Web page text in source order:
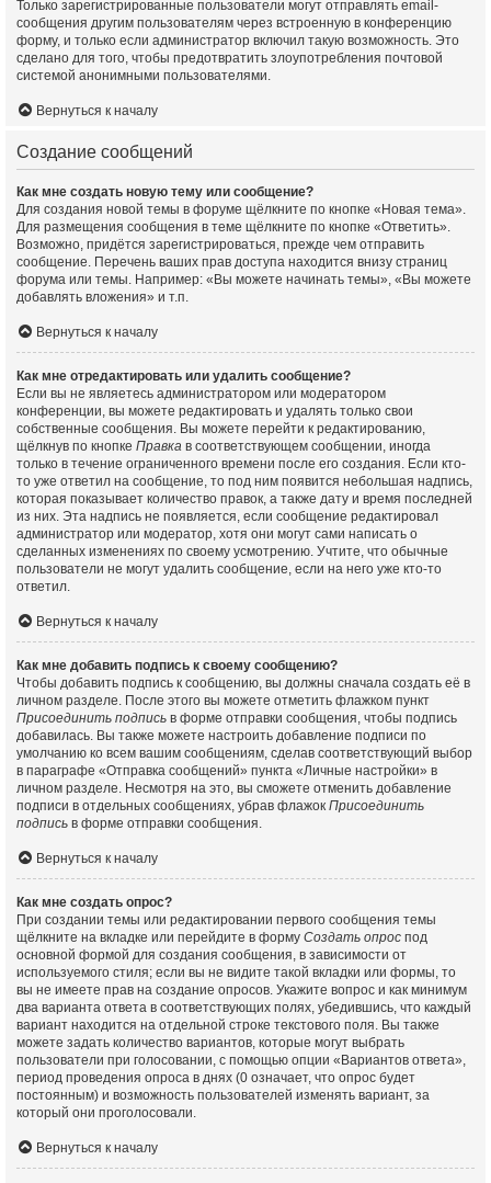
Только зарегистрированные пользователи могут отправлять email-
сообщения другим пользователям через встроенную в конференцию
форму, и только если администратор включил такую возможность. Это
сделано для того, чтобы предотвратить злоупотребления почтовой
системой анонимными пользователями.
Вернуться к началу
Создание сообщений
Как мне создать новую тему или сообщение?
Для создания новой темы в форуме щёлкните по кнопке «Новая тема».
Для размещения сообщения в теме щёлкните по кнопке «Ответить».
Возможно, придётся зарегистрироваться, прежде чем отправить
сообщение. Перечень ваших прав доступа находится внизу страниц
форума или темы. Например: «Вы можете начинать темы», «Вы можете
добавлять вложения» и т.п.
Вернуться к началу
Как мне отредактировать или удалить сообщение?
Если вы не являетесь администратором или модератором
конференции, вы можете редактировать и удалять только свои
собственные сообщения. Вы можете перейти к редактированию,
щёлкнув по кнопке Правка в соответствующем сообщении, иногда
только в течение ограниченного времени после его создания. Если кто-
то уже ответил на сообщение, то под ним появится небольшая надпись,
которая показывает количество правок, а также дату и время последней
из них. Эта надпись не появляется, если сообщение редактировал
администратор или модератор, хотя они могут сами написать о
сделанных изменениях по своему усмотрению. Учтите, что обычные
пользователи не могут удалить сообщение, если на него уже кто-то
ответил.
Вернуться к началу
Как мне добавить подпись к своему сообщению?
Чтобы добавить подпись к сообщению, вы должны сначала создать её в
личном разделе. После этого вы можете отметить флажком пункт
Присоединить подпись в форме отправки сообщения, чтобы подпись
добавилась. Вы также можете настроить добавление подписи по
умолчанию ко всем вашим сообщениям, сделав соответствующий выбор
в параграфе «Отправка сообщений» пункта «Личные настройки» в
личном разделе. Несмотря на это, вы сможете отменить добавление
подписи в отдельных сообщениях, убрав флажок Присоединить
подпись в форме отправки сообщения.
Вернуться к началу
Как мне создать опрос?
При создании темы или редактировании первого сообщения темы
щёлкните на вкладке или перейдите в форму Создать опрос под
основной формой для создания сообщения, в зависимости от
используемого стиля; если вы не видите такой вкладки или формы, то
вы не имеете прав на создание опросов. Укажите вопрос и как минимум
два варианта ответа в соответствующих полях, убедившись, что каждый
вариант находится на отдельной строке текстового поля. Вы также
можете задать количество вариантов, которые могут выбрать
пользователи при голосовании, с помощью опции «Вариантов ответа»,
период проведения опроса в днях (0 означает, что опрос будет
постоянным) и возможность пользователей изменять вариант, за
который они проголосовали.
Вернуться к началу